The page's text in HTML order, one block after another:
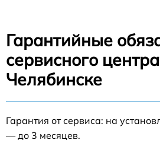
Гарантийные
сервисного
Челябинске
Гарантия от сервиса: на
— до 3 месяцев.